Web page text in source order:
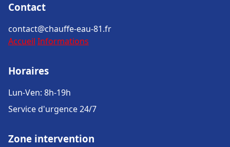
Contact
contact@chauffe-eau-81.fr
Accueil Informations
Horaires
Lun-Ven: 8h-19h
Service d'urgence 24/7
Zone intervention